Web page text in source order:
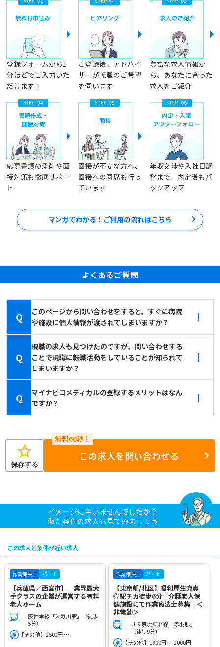
登録フォームから1
分ほどでご入力いた
だけます！
ご登録後、アドバイ
ザーが転職のご希望
を伺います
豊富な求人情報か
ら、あなたに合った
求人をご紹介
応募書類の添削や面
接対策も徹底サポー
ト
面接が不安な方へ、
面接への同席も行っ
ています
年収交渉や入社日調
整まで、内定後もバ
ックアップ
マンガでわかる！ご利用の流れはこちら
よくあるご質問
Q
このページから問い合わせをすると、すぐに病院
や施設に個人情報が渡されてしまいますか？
Q
現職の求人も見つけたのですが、問い合わせする
ことで現職に転職活動をしていることが知られて
しまいますか？
Q
マイナビコメディカルの登録するメリットはなん
ですか？
star
保存する
この求人を問い合わせる
イメージに合いませんでしたか？
似た条件の求人も見てみましょう
この求人と条件が近い求人
作業療法士 パート
【兵庫県／西宮市】 業界最大
手クラスの企業が運営する有料
老人ホーム
阪神本線「久寿川駅」（徒歩
5分）
【その他】2500円 ～
作業療法士 パート
【東京都/北区】福利厚生充実
◎駅チカ徒歩6分！介護老人保
健施設にて作業療法士募集！＜
非常勤＞
ＪＲ京浜東北線「赤羽駅」
（徒歩9分）
【その他】1900円 ～ 2000円